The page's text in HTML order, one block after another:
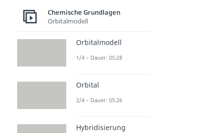
Chemische Grundlagen
Orbitalmodell
Orbitalmodell
1/4 – Dauer: 05:28
Orbital
2/4 – Dauer: 05:26
Hybridisierung